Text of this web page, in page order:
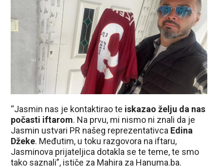
“Jasmin nas je kontaktirao te iskazao želju da nas
počasti iftarom. Na prvu, mi nismo ni znali da je
Jasmin ustvari PR našeg reprezentativca Edina
Džeke. Međutim, u toku razgovora na iftaru,
Jasminova prijateljica dotakla se te teme, te smo
tako saznali”, ističe za Mahira za Hanuma.ba.